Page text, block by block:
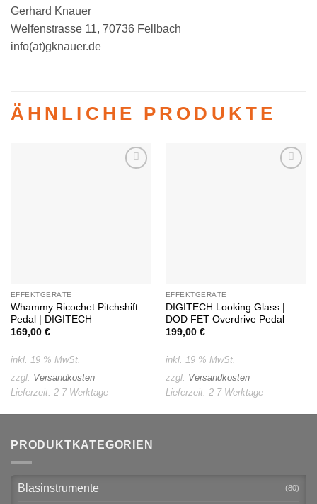
Gerhard Knauer
Welfenstrasse 11, 70736 Fellbach
info(at)gknauer.de
ÄHNLICHE PRODUKTE
EFFEKTGERÄTE
Whammy Ricochet Pitchshift
Pedal | DIGITECH
169,00 €
inkl. 19 % MwSt.
zzgl. Versandkosten
Lieferzeit: 2-7 Werktage
EFFEKTGERÄTE
DIGITECH Looking Glass |
DOD FET Overdrive Pedal
199,00 €
inkl. 19 % MwSt.
zzgl. Versandkosten
Lieferzeit: 2-7 Werktage
PRODUKTKATEGORIEN
Blasinstrumente (80)